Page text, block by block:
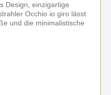
Design, einzigartige
Occhio io giro lässt
und die minimalistische